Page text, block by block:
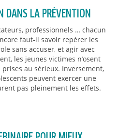
DANS LA PRÉVENTION
professionnels … chacun
faut-il savoir repérer les
sans accuser, et agir avec
les jeunes victimes n’osent
au sérieux. Inversement,
peuvent exercer une
pas pleinement les effets.